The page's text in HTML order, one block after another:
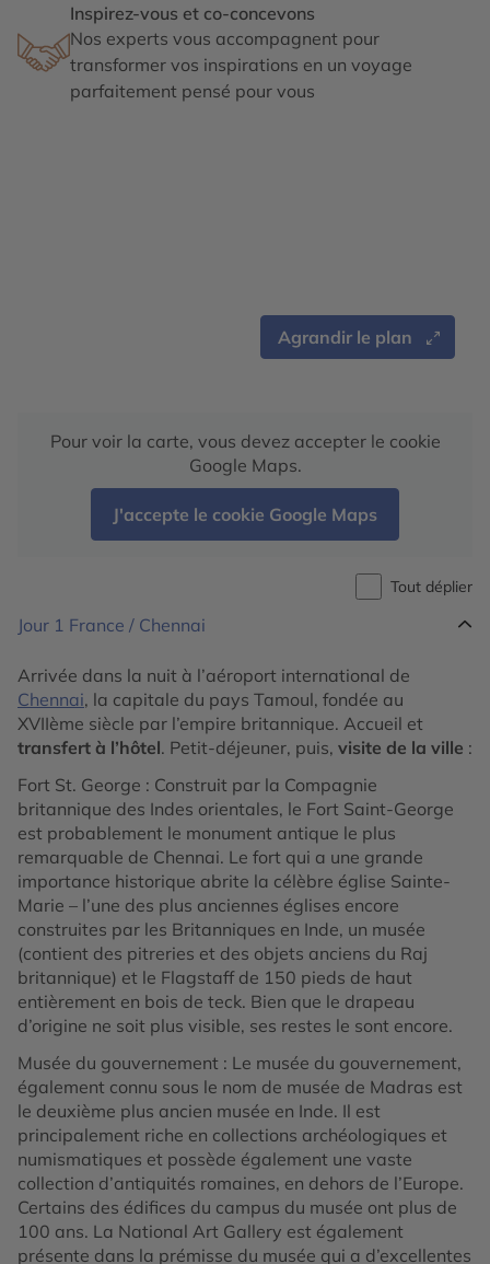
Inspirez-vous et co-concevons
Nos experts vous accompagnent pour
transformer vos inspirations en un voyage
parfaitement pensé pour vous
Agrandir le plan
Pour voir la carte, vous devez accepter le cookie
Google Maps.
J'accepte le cookie Google Maps
Tout déplier
Jour 1 France / Chennai
Arrivée dans la nuit à l’aéroport international de
Chennai, la capitale du pays Tamoul, fondée au
XVIIème siècle par l’empire britannique. Accueil et
transfert à l’hôtel. Petit-déjeuner, puis, visite de la ville :
Fort St. George : Construit par la Compagnie
britannique des Indes orientales, le Fort Saint-George
est probablement le monument antique le plus
remarquable de Chennai. Le fort qui a une grande
importance historique abrite la célèbre église Sainte-
Marie – l’une des plus anciennes églises encore
construites par les Britanniques en Inde, un musée
(contient des pitreries et des objets anciens du Raj
britannique) et le Flagstaff de 150 pieds de haut
entièrement en bois de teck. Bien que le drapeau
d’origine ne soit plus visible, ses restes le sont encore.
Musée du gouvernement : Le musée du gouvernement,
également connu sous le nom de musée de Madras est
le deuxième plus ancien musée en Inde. Il est
principalement riche en collections archéologiques et
numismatiques et possède également une vaste
collection d’antiquités romaines, en dehors de l’Europe.
Certains des édifices du campus du musée ont plus de
100 ans. La National Art Gallery est également
présente dans la prémisse du musée qui a d’excellentes